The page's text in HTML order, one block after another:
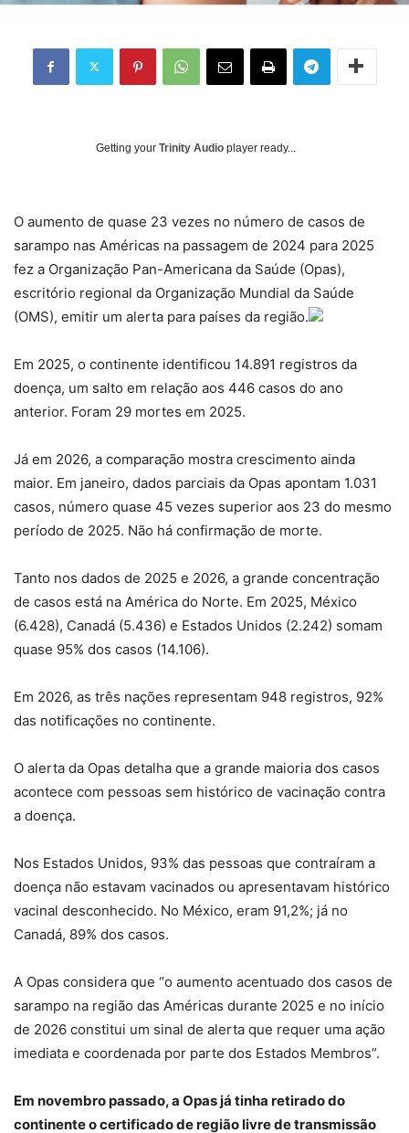
Getting your Trinity Audio player ready...
O aumento de quase 23 vezes no número de casos de
sarampo nas Américas na passagem de 2024 para 2025
fez a Organização Pan-Americana da Saúde (Opas),
escritório regional da Organização Mundial da Saúde
(OMS), emitir um alerta para países da região.
Em 2025, o continente identificou 14.891 registros da
doença, um salto em relação aos 446 casos do ano
anterior. Foram 29 mortes em 2025.
Já em 2026, a comparação mostra crescimento ainda
maior. Em janeiro, dados parciais da Opas apontam 1.031
casos, número quase 45 vezes superior aos 23 do mesmo
período de 2025. Não há confirmação de morte.
Tanto nos dados de 2025 e 2026, a grande concentração
de casos está na América do Norte. Em 2025, México
(6.428), Canadá (5.436) e Estados Unidos (2.242) somam
quase 95% dos casos (14.106).
Em 2026, as três nações representam 948 registros, 92%
das notificações no continente.
O alerta da Opas detalha que a grande maioria dos casos
acontece com pessoas sem histórico de vacinação contra
a doença.
Nos Estados Unidos, 93% das pessoas que contraíram a
doença não estavam vacinados ou apresentavam histórico
vacinal desconhecido. No México, eram 91,2%; já no
Canadá, 89% dos casos.
A Opas considera que “o aumento acentuado dos casos de
sarampo na região das Américas durante 2025 e no início
de 2026 constitui um sinal de alerta que requer uma ação
imediata e coordenada por parte dos Estados Membros”.
Em novembro passado, a Opas já tinha retirado do
continente o certificado de região livre de transmissão